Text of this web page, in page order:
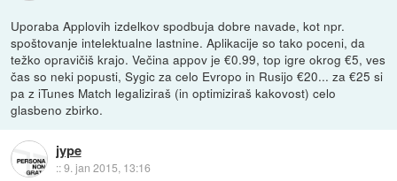
Uporaba Applovih izdelkov spodbuja dobre navade, kot npr.
spoštovanje intelektualne lastnine. Aplikacije so tako poceni, da
težko opravičiš krajo. Večina appov je €0.99, top igre okrog €5, ves
čas so neki popusti, Sygic za celo Evropo in Rusijo €20... za €25 si
pa z iTunes Match legaliziraš (in optimiziraš kakovost) celo
glasbeno zbirko.
jype
::9. jan 2015, 13:16